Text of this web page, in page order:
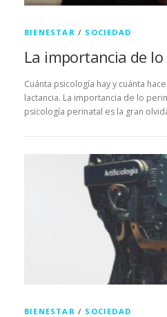
BIENESTAR / SOCIEDAD
La importancia de
Cuánta psicología hay y cuánta
lactancia. La importancia de lo
psicología perinatal es la gran
BIENESTAR / SOCIEDAD